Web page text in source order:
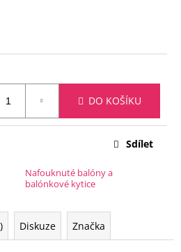
DO KOŠÍKU
Nafouknuté balóny a
balónkové kytice
Sdílet
Diskuze Značka